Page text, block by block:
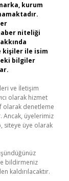
kurum
niteliği
kişiler ile isim
bilgiler
ve İletişim
olarak hizmet
olarak denetleme
Ancak, üyelerimiz
siteye üye olarak
bildirmeniz
kaldırılacaktır.